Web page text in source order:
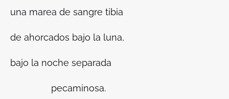
una marea de sangre tibia
de ahorcados bajo la luna,
bajo la noche separada
pecaminosa.